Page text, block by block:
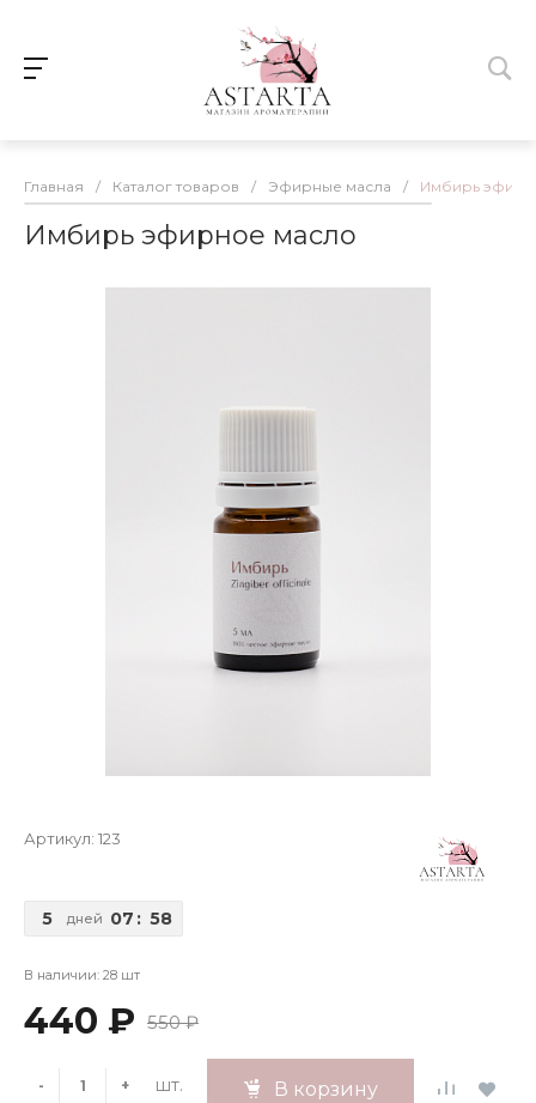
Главная / Каталог товаров / Эфирные масла / Имбирь
Имбирь эфирное масло
Артикул: 123
5 дней 07 : 58
В наличии: 28 шт
440 ₽ 550 ₽
- + шт. В корзину